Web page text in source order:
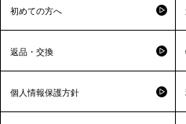
初めての方へ
返品・交換
個人情報保護方針